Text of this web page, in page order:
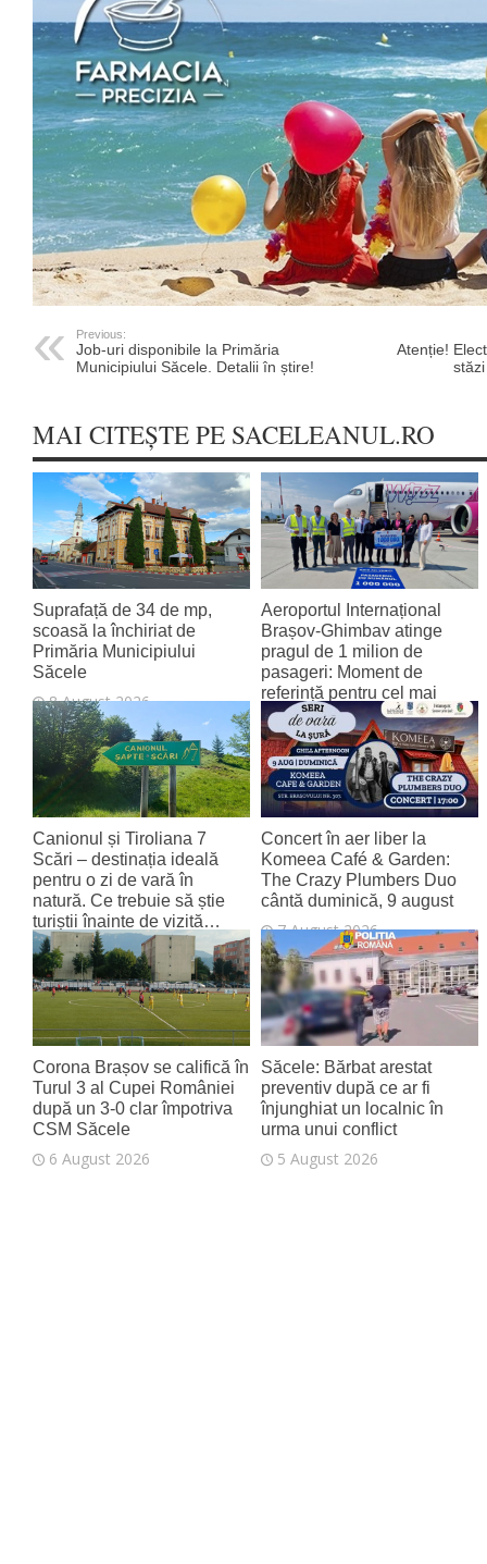
Previous:
Job-uri disponibile la Primăria
Municipiului Săcele. Detalii în știre!
Atenție!
MAI CITEȘTE PE SACELEANUL.RO
Suprafață de 34 de mp,
scoasă la închiriat de
Primăria Municipiului
Săcele
8 August 2026
Aeroportul Internațional
Brașov‑Ghimbav atinge
pragul de 1 milion de
pasageri: Moment de
referință pentru cel mai
tânăr aeroport al țării
8 August 2026
Canionul și Tiroliana 7
Scări – destinația ideală
pentru o zi de vară în
natură. Ce trebuie să știe
turiștii înainte de vizită…
7 August 2026
Concert în aer liber la
Komeea Café & Garden:
The Crazy Plumbers Duo
cântă duminică, 9 august
7 August 2026
Corona Brașov se califică în
Turul 3 al Cupei României
după un 3-0 clar împotriva
CSM Săcele
6 August 2026
Săcele: Bărbat arestat
preventiv după ce ar fi
înjunghiat un localnic în
urma unui conflict
5 August 2026